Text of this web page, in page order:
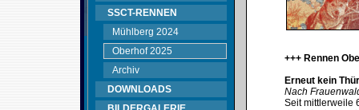
SSCT-RENNEN
Mühlberg 2024
Oberhof 2025
Archiv
DOWNLOADS
+++ Rennen
Erneut kein
Nach
Seit mittlerweile